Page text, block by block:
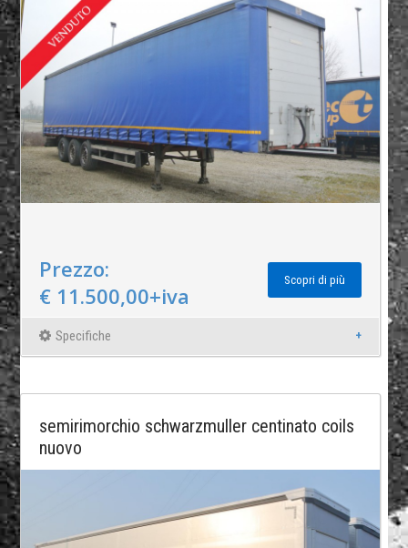
Prezzo:
€ 11.500,00+iva
Scopri di più
Specifiche
semirimorchio schwarzmuller centinato coils
nuovo